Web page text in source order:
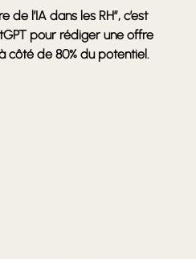
l’IA dans les RH”, c’est
pour rédiger une offre
côté de 80% du potentiel.